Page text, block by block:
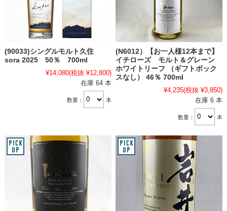
(90033)シングルモルト久住
sora 2025 50％ 700ml
¥14,080(税抜 ¥12,800)
在庫 64 本
数量： 本
(N6012）【お一人様12本まで】
イチローズ モルト＆グレーン
ホワイトリーフ （ギフトボック
スなし） 46％ 700ml
¥4,235(税抜 ¥3,850)
在庫 6 本
数量： 本